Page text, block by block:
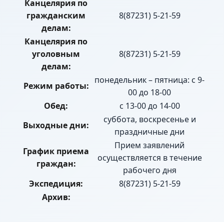
Канцелярия по
гражданским
делам:
8(87231) 5-21-59
Канцелярия по
уголовным
делам:
8(87231) 5-21-59
Режим работы:
понедельник – пятница: с 9-
00 до 18-00
Обед:
с 13-00 до 14-00
Выходные дни:
суббота, воскресенье и
праздничные дни
График приема
граждан:
Прием заявлений
осуществляется в течение
рабочего дня
Экспедиция:
8(87231) 5-21-59
Архив: